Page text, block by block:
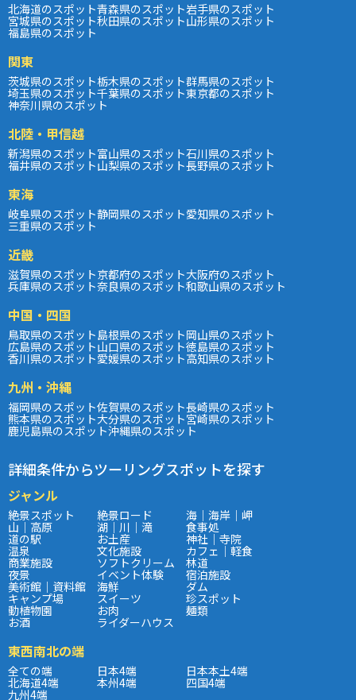
北海道のスポット青森県のスポット岩手県のスポット
宮城県のスポット秋田県のスポット山形県のスポット
福島県のスポット
関東
茨城県のスポット栃木県のスポット群馬県のスポット
埼玉県のスポット千葉県のスポット東京都のスポット
神奈川県のスポット
北陸・甲信越
新潟県のスポット富山県のスポット石川県のスポット
福井県のスポット山梨県のスポット長野県のスポット
東海
岐阜県のスポット静岡県のスポット愛知県のスポット
三重県のスポット
近畿
滋賀県のスポット京都府のスポット大阪府のスポット
兵庫県のスポット奈良県のスポット和歌山県のスポット
中国・四国
鳥取県のスポット島根県のスポット岡山県のスポット
広島県のスポット山口県のスポット徳島県のスポット
香川県のスポット愛媛県のスポット高知県のスポット
九州・沖縄
福岡県のスポット佐賀県のスポット長崎県のスポット
熊本県のスポット大分県のスポット宮崎県のスポット
鹿児島県のスポット沖縄県のスポット
詳細条件からツーリングスポットを探す
ジャンル
絶景スポット 絶景ロード 海｜海岸｜岬
山｜高原 湖｜川｜滝 食事処
道の駅 お土産 神社｜寺院
温泉 文化施設 カフェ｜軽食
商業施設 ソフトクリーム 林道
夜景 イベント体験 宿泊施設
美術館｜資料館 海鮮 ダム
キャンプ場 スイーツ 珍スポット
動植物園 お肉 麺類
お酒 ライダーハウス
東西南北の端
全ての端 日本4端 日本本土4端
北海道4端 本州4端 四国4端
九州4端